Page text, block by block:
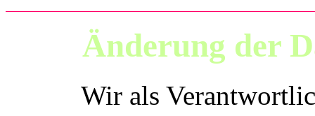
Änderung der
Wir als